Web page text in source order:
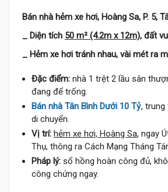
Bán nhà hẻm xe hơi, Hoàng Sa, P. 5,
_ Diện tích 50 m² (4.2m x 12m), đất
_ Hẻm xe hơi tránh nhau, vài mét ra
Đặc điểm: nhà 1 trệt 2 lầu sân
đang để trống.
Bán nhà Tân Bình Dưới 10 Tỷ, trung
di chuyển.
Vị trí: hẻm xe hơi, Hoàng Sa, ngay
Thụ, thông ra Cách Mạng Tháng
Pháp lý: sổ hồng hoàn công đủ,
công chứng ngay.